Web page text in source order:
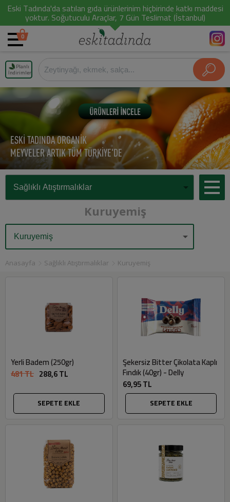
Eski Tadında'da satılan gıda ürünlerinim hiçbirinde katkı maddesi
yoktur. Soğutuculu Araçlar, 7 Gün Teslimat (İstanbul)
0
Planlı
İndirimler
ESKİ TADINDA ORGANİK
MEYVELER ARTIK TÜM TÜRKİYE'DE
Kuruyemiş
Anasayfa Sağlıklı Atıştırmalıklar Kuruyemiş
Yerli Badem (250gr)
481 TL 288,6 TL
SEPETE EKLE
Şekersiz Bitter Çikolata Kaplı
Fındık (40gr) - Delly
69,95 TL
SEPETE EKLE